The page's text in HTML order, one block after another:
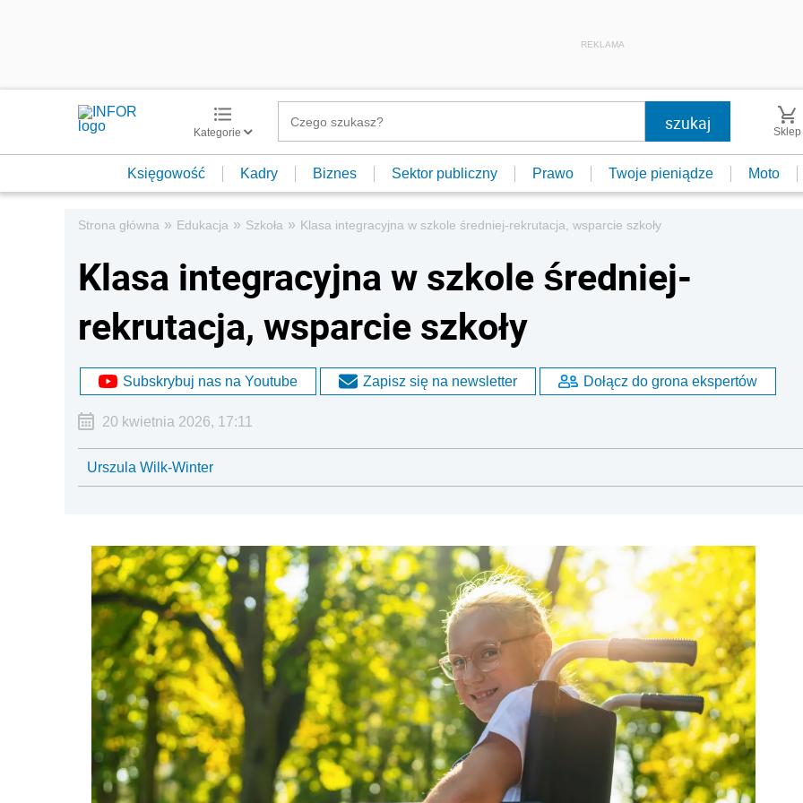
REKLAMA
Kategorie Sklep
Księgowość Kadry Biznes Sektor publiczny Prawo Twoje pieniądze Moto
Strona główna » Edukacja » Szkoła » Klasa integracyjna w szkole średniej-rekrutacja, wsparcie szkoły
Klasa integracyjna w szkole średniej-
rekrutacja, wsparcie szkoły
Subskrybuj nas na Youtube Zapisz się na newsletter Dołącz do grona ekspertów
20 kwietnia 2026, 17:11
Urszula Wilk-Winter